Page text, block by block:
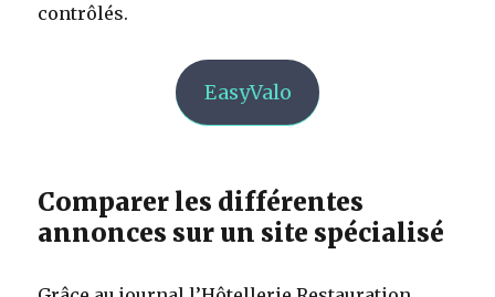
contrôlés.
EasyValo
Comparer les différentes
annonces sur un site spécialisé